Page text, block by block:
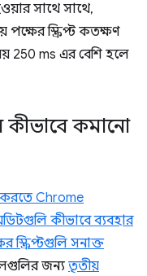
সাথে সাথে,
স্ক্রিপ্ট কতক্ষণ
250 ms এর বেশি হলে
কীভাবে কমানো
Chrome
কীভাবে ব্যবহার
স্ক্রিপ্টগুলি সনাক্ত
জন্য তৃতীয়